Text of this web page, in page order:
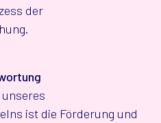
der
ist die Förderung und